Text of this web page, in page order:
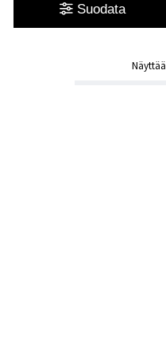
Suodata
Näyttää